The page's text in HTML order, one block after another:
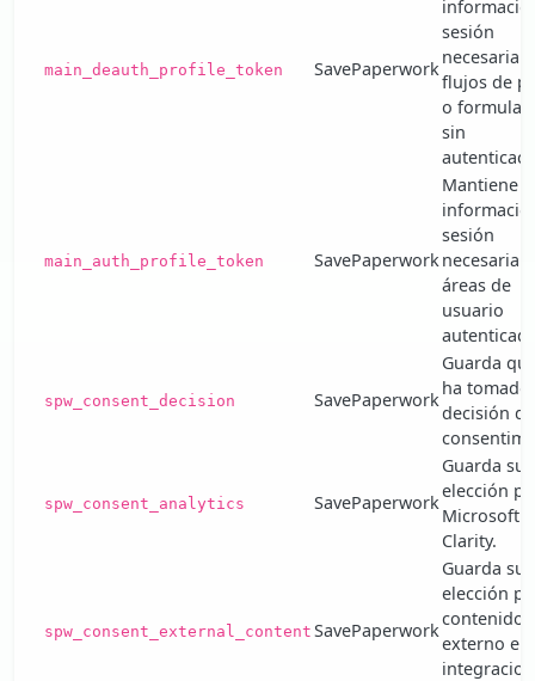
main_deauth_profile_token SavePaperwork
sesión
necesaria
flujos de
o
sin
main_auth_profile_token SavePaperwork
Mantiene
sesión
necesaria
áreas de
usuario
spw_consent_decision SavePaperwork
Guarda
ha tomado
decisión de
spw_consent_analytics SavePaperwork
Guarda su
elección
Microsoft
Clarity.
spw_consent_external_content SavePaperwork
Guarda su
elección
contenido
externo e